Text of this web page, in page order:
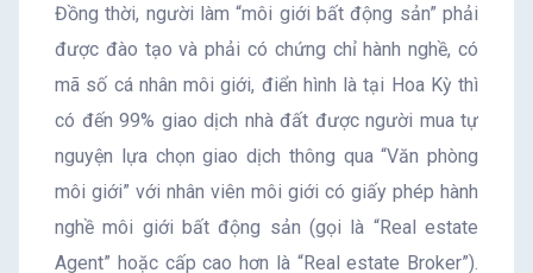
Đồng thời, người làm “môi giới bất động sản” phải
được đào tạo và phải có chứng chỉ hành nghề, có
mã số cá nhân môi giới, điển hình là tại Hoa Kỳ thì
có đến 99% giao dịch nhà đất được người mua tự
nguyện lựa chọn giao dịch thông qua “Văn phòng
môi giới” với nhân viên môi giới có giấy phép hành
nghề môi giới bất động sản (gọi là “Real estate
Agent” hoặc cấp cao hơn là “Real estate Broker”).